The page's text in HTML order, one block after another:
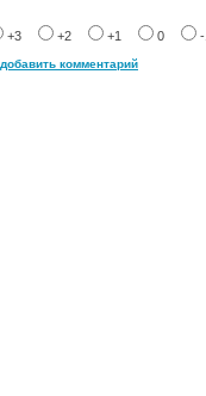
+3 +2 +1 0
добавить комментарий